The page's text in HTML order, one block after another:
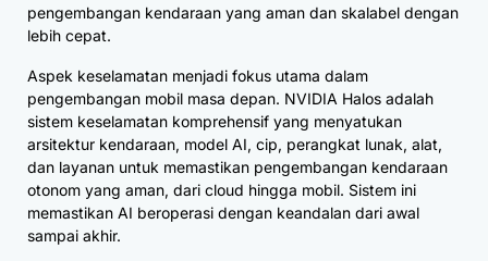
pengembangan kendaraan yang aman dan skalabel dengan
lebih cepat.
Aspek keselamatan menjadi fokus utama dalam
pengembangan mobil masa depan. NVIDIA Halos adalah
sistem keselamatan komprehensif yang menyatukan
arsitektur kendaraan, model AI, cip, perangkat lunak, alat,
dan layanan untuk memastikan pengembangan kendaraan
otonom yang aman, dari cloud hingga mobil. Sistem ini
memastikan AI beroperasi dengan keandalan dari awal
sampai akhir.